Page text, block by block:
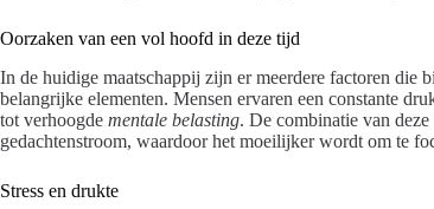
Oorzaken van een vol hoofd in deze tijd
In de huidige maatschappij zijn er meerdere factoren die
belangrijke elementen. Mensen ervaren een constante
tot verhoogde mentale belasting. De combinatie van
gedachtenstroom, waardoor het moeilijker wordt om te
Stress en drukte